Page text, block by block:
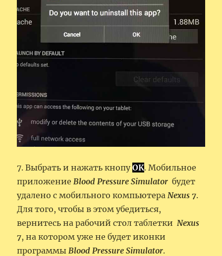
7. Выбрать и нажать кнопуOK. Мобильное
приложение Blood Pressure Simulator будет
удалено с мобильного компьютера Nexus 7.
Для того, чтобы в этом убедиться,
вернитесь на рабочий стол таблетки Nexus
7, на котором уже не будет иконки
программы Blood Pressure Simulator.